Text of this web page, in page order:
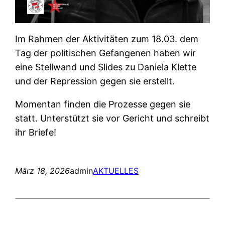
Im Rahmen der Aktivitäten zum 18.03. dem
Tag der politischen Gefangenen haben wir
eine Stellwand und Slides zu Daniela Klette
und der Repression gegen sie erstellt.
Momentan finden die Prozesse gegen sie
statt. Unterstützt sie vor Gericht und schreibt
ihr Briefe!
März 18, 2026adminAKTUELLES